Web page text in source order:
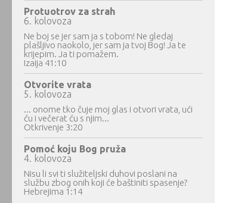
Protuotrov za strah
6. kolovoza
Ne boj se jer sam ja s tobom! Ne gledaj
plašljivo naokolo, jer sam ja tvoj Bog! Ja te
krijepim. Ja ti pomažem.
Izaija 41:10
Otvorite vrata
5. kolovoza
... onome tko čuje moj glas i otvori vrata, ući
ću i večerat ću s njim...
Otkrivenje 3:20
Pomoć koju Bog pruža
4. kolovoza
Nisu li svi ti služiteljski duhovi poslani na
službu zbog onih koji će baštiniti spasenje?
Hebrejima 1:14